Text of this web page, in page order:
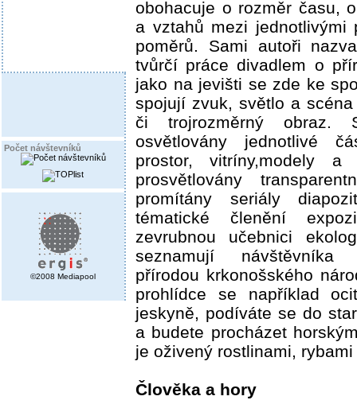
Počet návštevníků
©2008 Mediapool
obohacuje o rozměr času,
a vztahů mezi jednotlivými
poměrů. Sami autoři
tvůrčí práce divadlem o
jako na jevišti se zde ke
spojují zvuk, světlo a
či trojrozměrný obraz.
osvětlovány jednotlivé
prostor, vitríny,modely a
prosvětlovány
promítány seriály
tématické členění
zevrubnou učebnici
seznamují
přírodou krkonošského
prohlídce se například
jeskyně, podíváte se do
a budete procházet
je oživený rostlinami, rybami
Člověka a hory